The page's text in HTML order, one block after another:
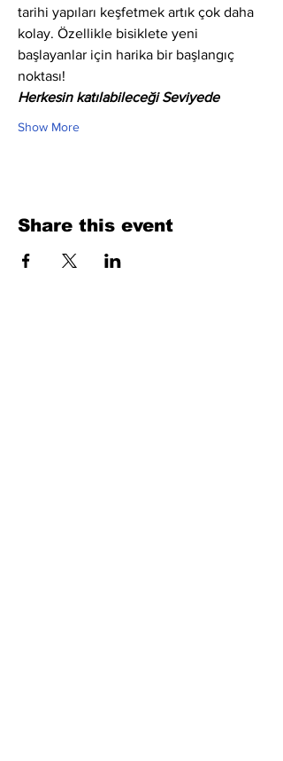
tarihi yapıları keşfetmek artık çok daha
kolay. Özellikle bisiklete yeni
başlayanlar için harika bir başlangıç
noktası!
Herkesin katılabileceği Seviyede
Show More
Share this event